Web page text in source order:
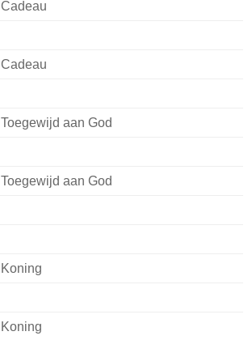
Cadeau
Cadeau
Toegewijd aan God
Toegewijd aan God
Koning
Koning